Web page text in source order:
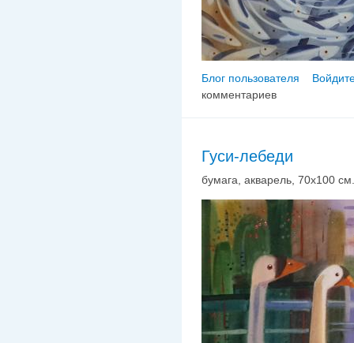
Блог пользователя
комментариев
Гуси-лебеди
бумага, акварель, 70х100